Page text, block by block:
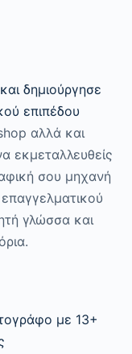
δημιούργησε
επιπέδου
αλλά και
εκμεταλλευθείς
σου μηχανή
γλώσσα και
με 13+